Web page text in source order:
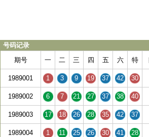
号码记录
期号
一 二 三 四 五 六 特
1989001 1 3 9 19 37 42 30
1989002 6 7 21 27 37 38 40
1989003 17 18 26 28 35 42 37
1989004 1 11 25 26 30 41 28